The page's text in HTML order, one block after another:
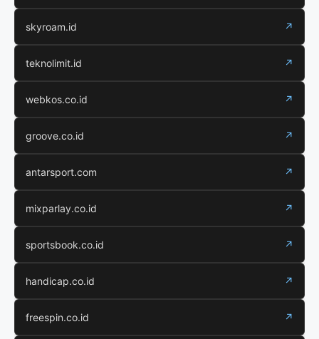
skyroam.id ↗
teknolimit.id ↗
webkos.co.id ↗
groove.co.id ↗
antarsport.com ↗
mixparlay.co.id ↗
sportsbook.co.id ↗
handicap.co.id ↗
freespin.co.id ↗